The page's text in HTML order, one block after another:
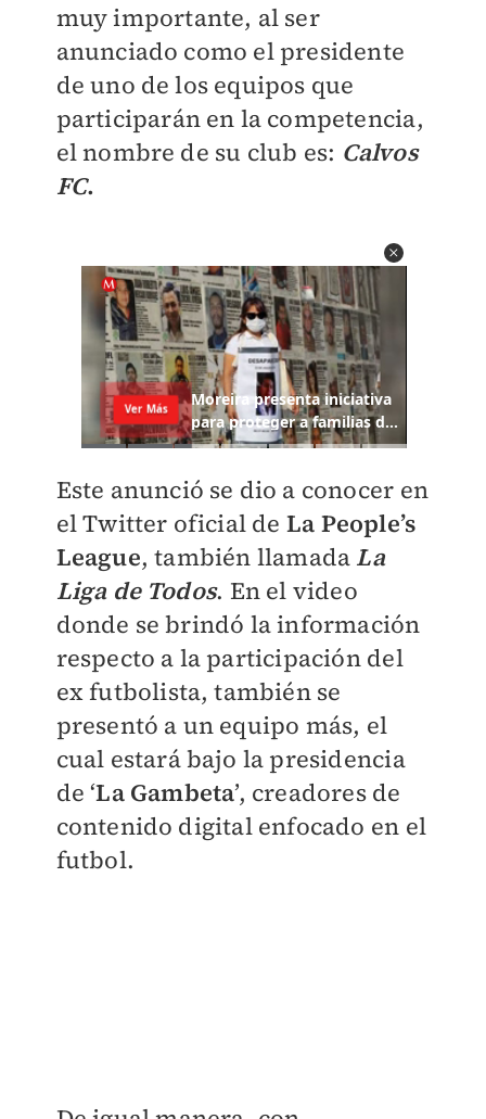
muy importante, al ser
anunciado como el presidente
de uno de los equipos que
participarán en la competencia,
el nombre de su club es: Calvos
FC.
Este anunció se dio a conocer en
el Twitter oficial de La People’s
League, también llamada La
Liga de Todos. En el video
donde se brindó la información
respecto a la participación del
ex futbolista, también se
presentó a un equipo más, el
cual estará bajo la presidencia
de ‘La Gambeta’, creadores de
contenido digital enfocado en el
futbol.